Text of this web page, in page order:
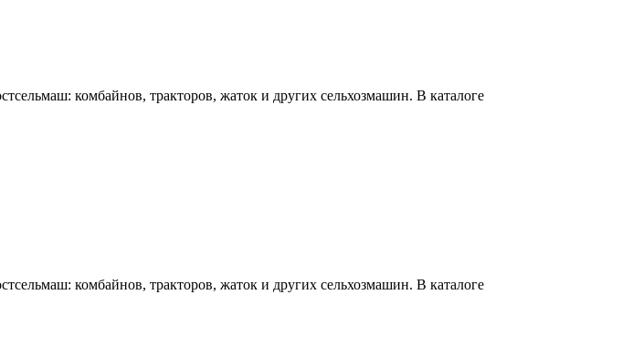
комбайнов, тракторов, жаток и других сельхозмашин. В каталоге
комбайнов, тракторов, жаток и других сельхозмашин. В каталоге